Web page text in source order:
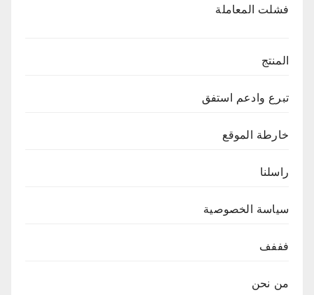
فشلت المعاملة
المنتج
تبرع وادعم استفق
خارطة الموقع
راسلنا
سياسة الخصوصية
فففف
من نحن